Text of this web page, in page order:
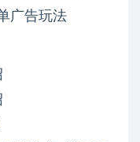
广告玩法